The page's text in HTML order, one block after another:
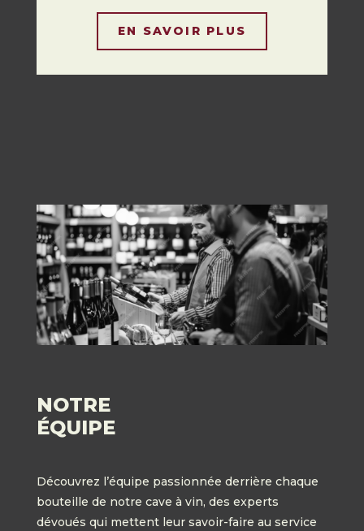
EN SAVOIR PLUS
NOTRE
ÉQUIPE
Découvrez l’équipe passionnée derrière chaque
bouteille de notre cave à vin, des experts
dévoués qui mettent leur savoir-faire au service